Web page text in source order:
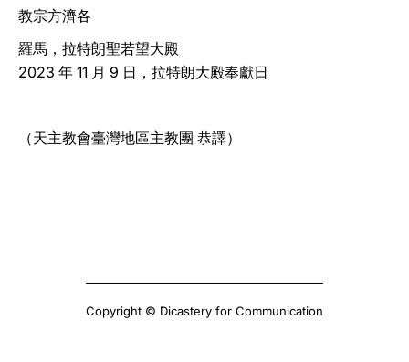
教宗方濟各
羅馬，拉特朗聖若望大殿
2023 年 11 月 9 日，拉特朗大殿奉獻日
（天主教會臺灣地區主教團 恭譯）
Copyright © Dicastery for Communication